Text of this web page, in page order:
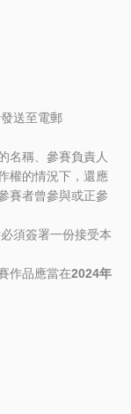
送至電郵
名稱、參賽負責人
權的情況下，還應
賽者曾參與或正參
須簽署一份接受本
作品應當在2024年